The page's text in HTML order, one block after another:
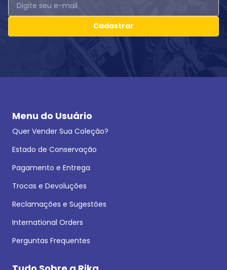
Cadastrar
Menu do Usuário
Quer Vender Sua Coleção?
Estado de Conservação
Pagamento e Entrega
Trocas e Devoluções
Reclamações e Sugestões
International Orders
Perguntas Frequentes